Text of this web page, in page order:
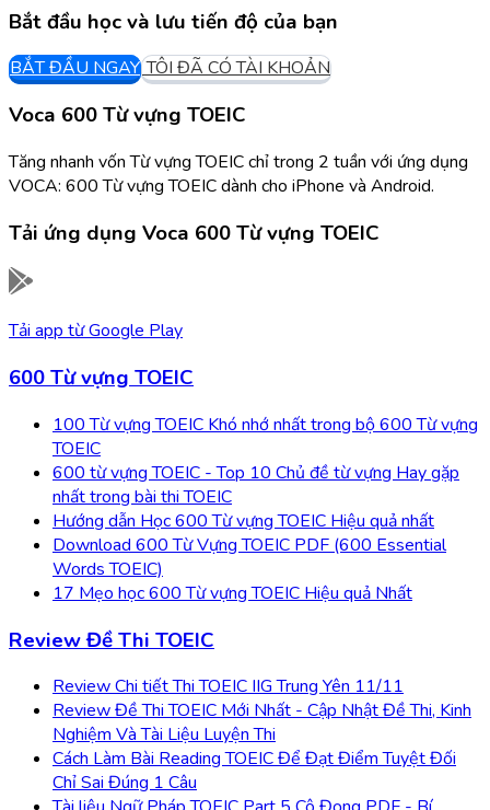
Bắt đầu học và lưu tiến độ của bạn
BẮT ĐẦU NGAY TÔI ĐÃ CÓ TÀI KHOẢN
Voca 600 Từ vựng TOEIC
Tăng nhanh vốn Từ vựng TOEIC chỉ trong 2 tuần với ứng dụng
VOCA: 600 Từ vựng TOEIC dành cho iPhone và Android.
Tải ứng dụng Voca 600 Từ vựng TOEIC
Tải app từGoogle Play
600 Từ vựng TOEIC
100 Từ vựng TOEIC Khó nhớ nhất trong bộ 600 Từ vựng
TOEIC
600 từ vựng TOEIC - Top 10 Chủ đề từ vựng Hay gặp
nhất trong bài thi TOEIC
Hướng dẫn Học 600 Từ vựng TOEIC Hiệu quả nhất
Download 600 Từ Vựng TOEIC PDF (600 Essential
Words TOEIC)
17 Mẹo học 600 Từ vựng TOEIC Hiệu quả Nhất
Review Đề Thi TOEIC
Review Chi tiết Thi TOEIC IIG Trung Yên 11/11
Review Đề Thi TOEIC Mới Nhất - Cập Nhật Đề Thi, Kinh
Nghiệm Và Tài Liệu Luyện Thi
Cách Làm Bài Reading TOEIC Để Đạt Điểm Tuyệt Đối
Chỉ Sai Đúng 1 Câu